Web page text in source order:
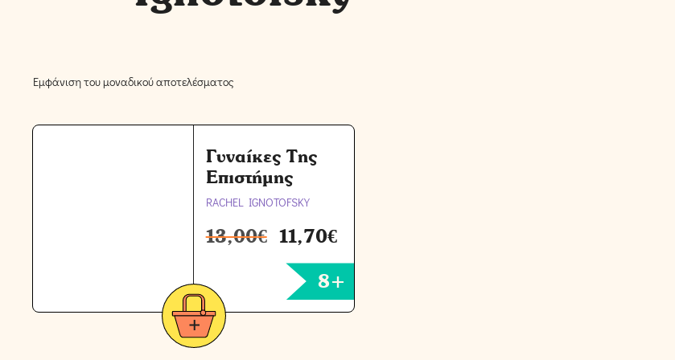
Εμφάνιση του μοναδικού αποτελέσματος
Γυναίκες Της
Επιστήμης
RACHEL IGNOTOFSKY
13,00€ 11,70€
8+